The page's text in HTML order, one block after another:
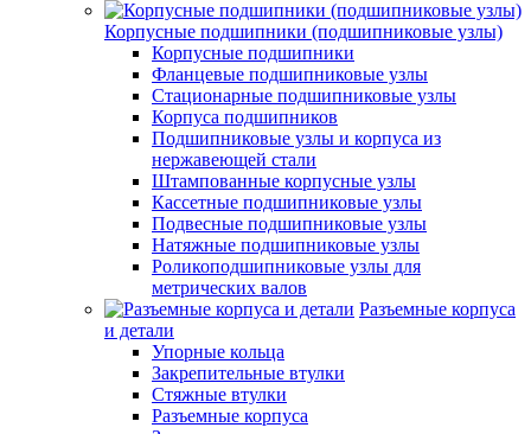
Корпусные подшипники (подшипниковые узлы)
Корпусные подшипники
Фланцевые подшипниковые узлы
Стационарные подшипниковые узлы
Корпуса подшипников
Подшипниковые узлы и корпуса из
нержавеющей стали
Штампованные корпусные узлы
Кассетные подшипниковые узлы
Подвесные подшипниковые узлы
Натяжные подшипниковые узлы
Роликоподшипниковые узлы для
метрических валов
Разъемные корпуса
и детали
Упорные кольца
Закрепительные втулки
Стяжные втулки
Разъемные корпуса